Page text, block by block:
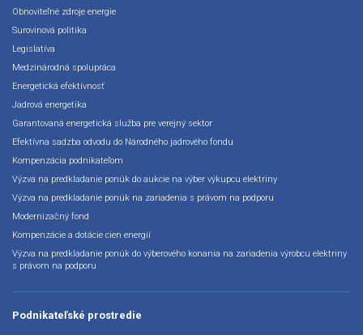
Obnoviteľné zdroje energie
Surovinová politika
Legislatíva
Medzinárodná spolupráca
Energetická efektívnosť
Jadrová energetika
Garantovaná energetická služba pre verejný sektor
Efektívna sadzba odvodu do Národného jadrového fondu
Kompenzácia podnikateľom
Výzva na predkladanie ponúk do aukcie na výber výkupcu elektriny
Výzva na predkladanie ponúk na zariadenia s právom na podporu
Modernizačný fond
Kompenzácie a dotácie cien energií
Výzva na predkladanie ponúk do výberového konania na zariadenia výrobcu elektriny
s právom na podporu
Podnikateľské prostredie